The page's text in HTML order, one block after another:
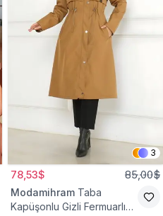
3
78,53$ 85,00$
Modamihram Taba
Kapüşonlu Gizli Fermuarlı